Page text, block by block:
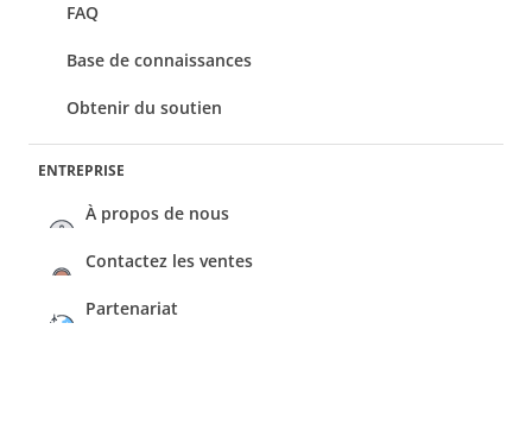
FAQ
Base de connaissances
Obtenir du soutien
ENTREPRISE
À propos de nous
Contactez les ventes
Partenariat